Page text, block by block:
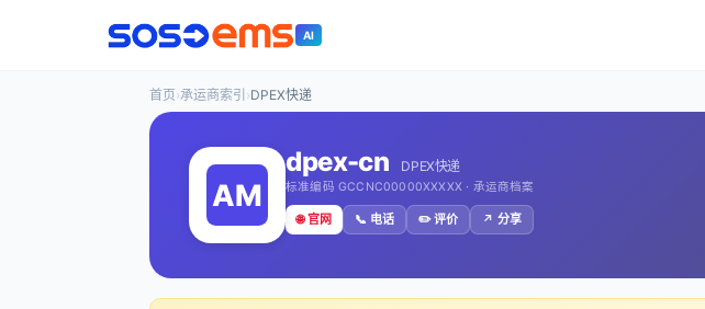
AI
首页›承运商索引 ›DPEX快递
dpex-cn DPEX快递
标准编码 GCCNC00000XXXXX · 承运商档案
🌐 官网 📞 电话 ✏️ 评价 ↗️ 分享